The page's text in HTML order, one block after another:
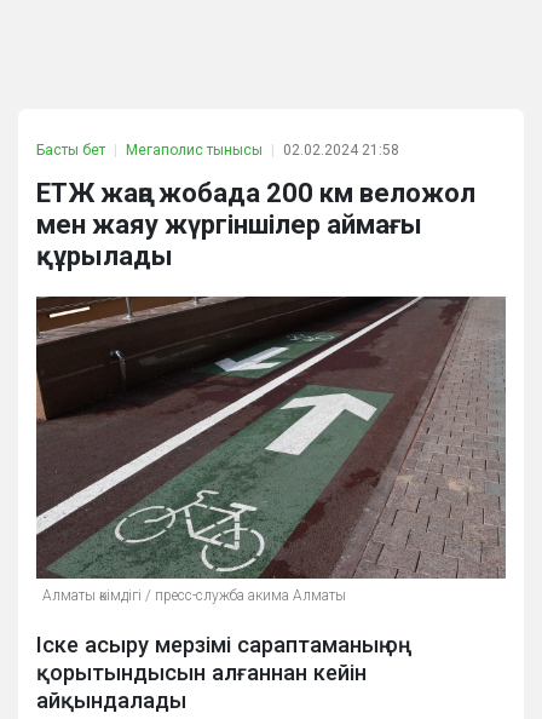
Басты бет Мегаполис тынысы 02.02.2024 21:58
ЕТЖ жаңа жобада 200 км веложол
мен жаяу жүргіншілер аймағы
құрылады
Алматы әкімдігі / пресс-служба акима Алматы
Іске асыру мерзімі сараптаманың оң
қорытындысын алғаннан кейін
айқындалады